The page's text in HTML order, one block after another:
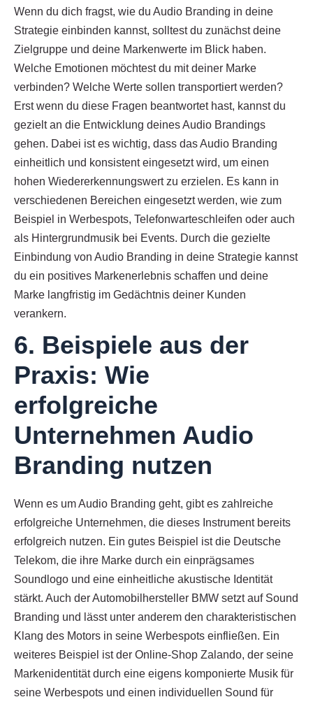
Wenn du dich fragst, wie du Audio Branding in deine
Strategie einbinden kannst, solltest du zunächst deine
Zielgruppe und deine Markenwerte im Blick haben.
Welche Emotionen möchtest du mit deiner Marke
verbinden? Welche Werte sollen transportiert werden?
Erst wenn du diese Fragen beantwortet hast, kannst du
gezielt an die Entwicklung deines Audio Brandings
gehen. Dabei ist es wichtig, dass das Audio Branding
einheitlich und konsistent eingesetzt wird, um einen
hohen Wiedererkennungswert zu erzielen. Es kann in
verschiedenen Bereichen eingesetzt werden, wie zum
Beispiel in Werbespots, Telefonwarteschleifen oder auch
als Hintergrundmusik bei Events. Durch die gezielte
Einbindung von Audio Branding in deine Strategie kannst
du ein positives Markenerlebnis schaffen und deine
Marke langfristig im Gedächtnis deiner Kunden
verankern.
6. Beispiele aus der
Praxis: Wie
erfolgreiche
Unternehmen Audio
Branding nutzen
Wenn es um Audio Branding geht, gibt es zahlreiche
erfolgreiche Unternehmen, die dieses Instrument bereits
erfolgreich nutzen. Ein gutes Beispiel ist die Deutsche
Telekom, die ihre Marke durch ein einprägsames
Soundlogo und eine einheitliche akustische Identität
stärkt. Auch der Automobilhersteller BMW setzt auf Sound
Branding und lässt unter anderem den charakteristischen
Klang des Motors in seine Werbespots einfließen. Ein
weiteres Beispiel ist der Online-Shop Zalando, der seine
Markenidentität durch eine eigens komponierte Musik für
seine Werbespots und einen individuellen Sound für